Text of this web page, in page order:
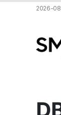
2026-